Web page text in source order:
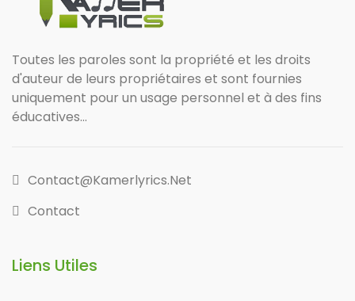
Toutes les paroles sont la propriété et les droits
d'auteur de leurs propriétaires et sont fournies
uniquement pour un usage personnel et à des fins
éducatives...
Contact@kamerlyrics.net
Contact
Liens Utiles